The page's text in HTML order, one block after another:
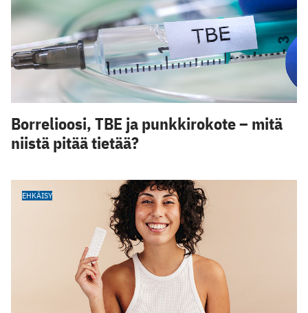
Borrelioosi, TBE ja punkkirokote – mitä
niistä pitää tietää?
EHKÄISY